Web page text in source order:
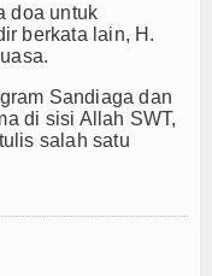
doa untuk
berkata lain, H.
Sandiaga dan
di sisi Allah SWT,
salah satu